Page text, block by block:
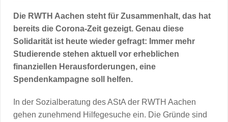
Die RWTH Aachen steht für Zusammenhalt, das hat
bereits die Corona-Zeit gezeigt. Genau diese
Solidarität ist heute wieder gefragt: Immer mehr
Studierende stehen aktuell vor erheblichen
finanziellen Herausforderungen, eine
Spendenkampagne soll helfen.
In der Sozialberatung des AStA der RWTH Aachen
gehen zunehmend Hilfegesuche ein. Die Gründe sind